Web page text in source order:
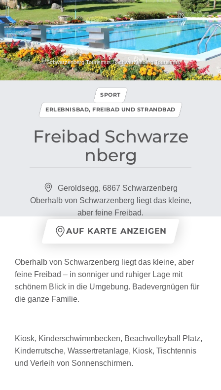
© Schwarzenberg Tourismus / Schwarzenberg Tourismus
Freibad Schwarze
nberg
SPORT
ERLEBNISBAD, FREIBAD UND STRANDBAD
Geroldsegg, 6867 Schwarzenberg
Oberhalb von Schwarzenberg liegt das kleine,
aber feine Freibad.
AUF KARTE ANZEIGEN
Oberhalb von Schwarzenberg liegt das kleine, aber
feine Freibad – in sonniger und ruhiger Lage mit
schönem Blick in die Umgebung. Badevergnügen für
die ganze Familie.
Kiosk, Kinderschwimmbecken, Beachvolleyball Platz,
Kinderrutsche, Wassertretanlage, Kiosk, Tischtennis
und Verleih von Sonnenschirmen.